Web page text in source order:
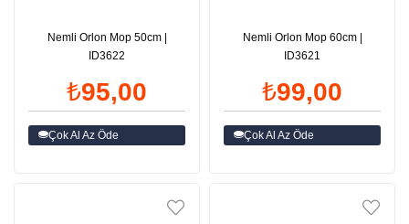
Nemli Orlon Mop 50cm |
ID3622
₺95,00
Çok Al Az Öde
Nemli Orlon Mop 60cm |
ID3621
₺99,00
Çok Al Az Öde